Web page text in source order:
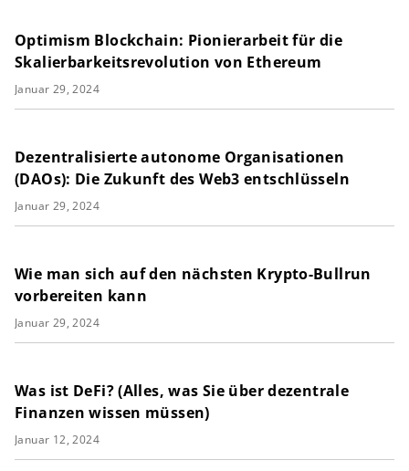
Optimism Blockchain: Pionierarbeit für die
Skalierbarkeitsrevolution von Ethereum
Januar 29, 2024
Dezentralisierte autonome Organisationen
(DAOs): Die Zukunft des Web3 entschlüsseln
Januar 29, 2024
Wie man sich auf den nächsten Krypto-Bullrun
vorbereiten kann
Januar 29, 2024
Was ist DeFi? (Alles, was Sie über dezentrale
Finanzen wissen müssen)
Januar 12, 2024